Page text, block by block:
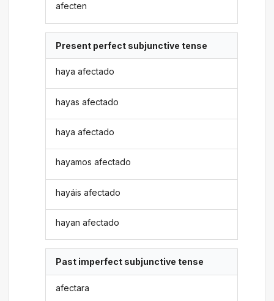
afecten
Present perfect subjunctive tense
haya afectado
hayas afectado
haya afectado
hayamos afectado
hayáis afectado
hayan afectado
Past imperfect subjunctive tense
afectara